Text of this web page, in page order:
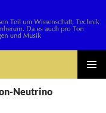
Neutrino